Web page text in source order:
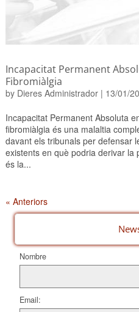
Incapacitat Permanent
Fibromiàlgia
by Dieres Administrador| 13/01/
Incapacitat Permanent Absoluta
fibromiàlgia és una malaltia
davant els tribunals per defensar
existents en què podria derivar
és la...
« Anteriors
Nombre
Email: